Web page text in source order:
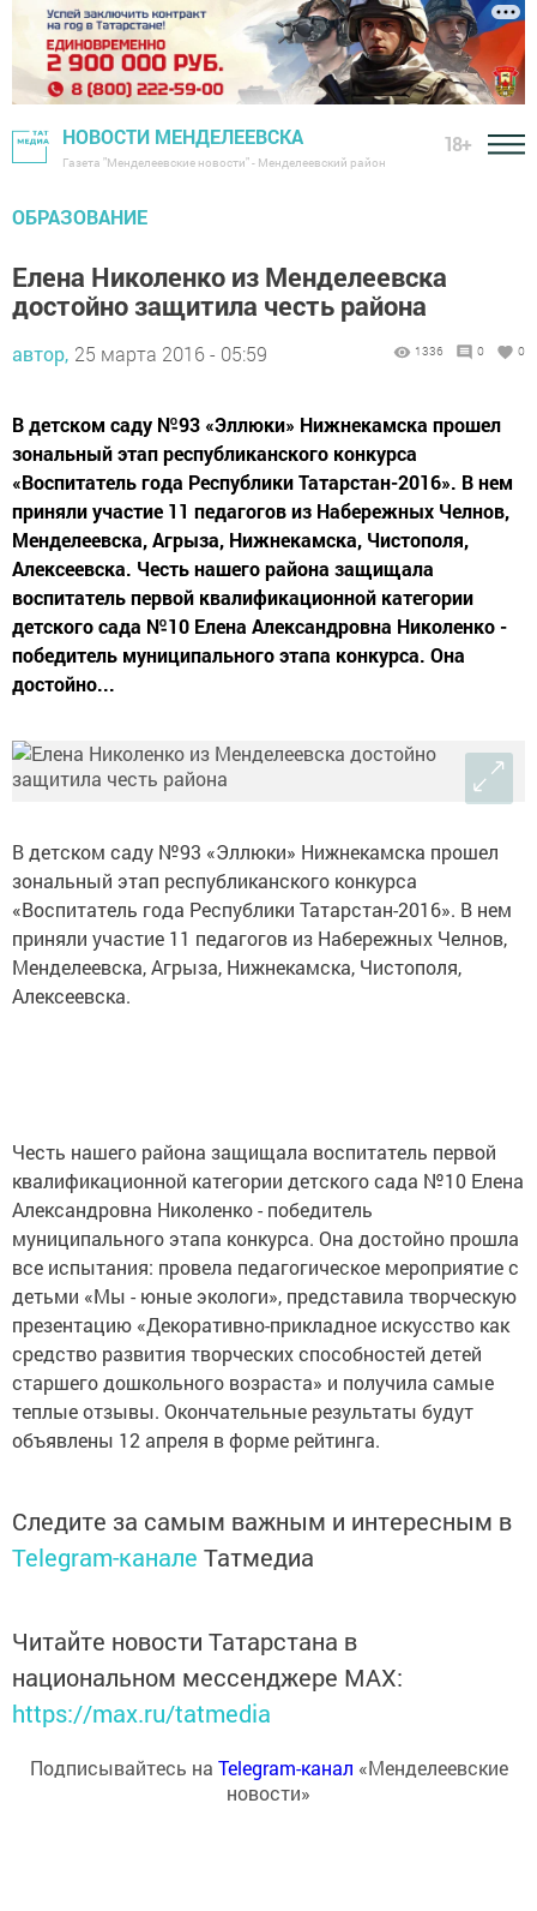
НОВОСТИ МЕНДЕЛЕЕВСКА
Газета "Менделеевские новости" - Менделеевский район
18+
ОБРАЗОВАНИЕ
Елена Николенко из Менделеевска
достойно защитила честь района
автор, 25 марта 2016 - 05:59 1336 0 0
В детском саду №93 «Эллюки» Нижнекамска прошел
зональный этап республиканского конкурса
«Воспитатель года Республики Татарстан-2016». В нем
приняли участие 11 педагогов из Набережных Челнов,
Менделеевска, Агрыза, Нижнекамска, Чистополя,
Алексеевска. Честь нашего района защищала
воспитатель первой квалификационной категории
детского сада №10 Елена Александровна Николенко -
победитель муниципального этапа конкурса. Она
достойно...
В детском саду №93 «Эллюки» Нижнекамска прошел
зональный этап республиканского конкурса
«Воспитатель года Республики Татарстан-2016». В нем
приняли участие 11 педагогов из Набережных Челнов,
Менделеевска, Агрыза, Нижнекамска, Чистополя,
Алексеевска.
Честь нашего района защищала воспитатель первой
квалификационной категории детского сада №10 Елена
Александровна Николенко - победитель
муниципального этапа конкурса. Она достойно прошла
все испытания: провела педагогическое мероприятие с
детьми «Мы - юные экологи», представила творческую
презентацию «Декоративно-прикладное искусство как
средство развития творческих способностей детей
старшего дошкольного возраста» и получила самые
теплые отзывы. Окончательные результаты будут
объявлены 12 апреля в форме рейтинга.
Следите за самым важным и интересным в
Telegram-канале Татмедиа
Читайте новости Татарстана в
национальном мессенджере MАХ:
https://max.ru/tatmedia
Подписывайтесь на Telegram-канал «Менделеевские
новости»